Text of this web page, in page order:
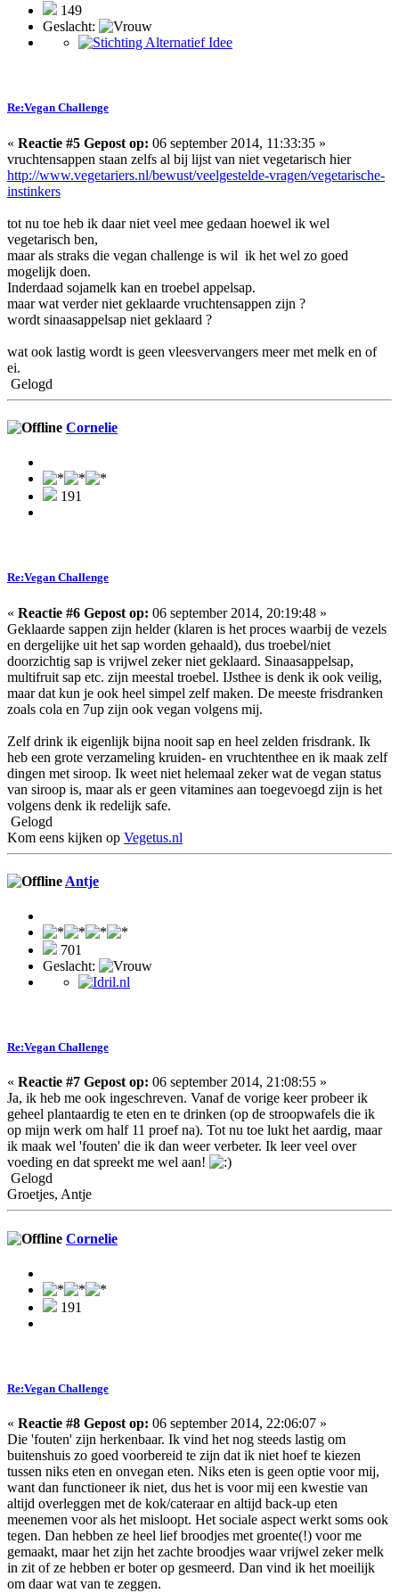
149
Geslacht:
Re:Vegan Challenge
« Reactie #5 Gepost op: 06 september 2014, 11:33:35 »
vruchtensappen staan zelfs al bij lijst van niet vegetarisch hier
http://www.vegetariers.nl/bewust/veelgestelde-vragen/vegetarische-
instinkers
tot nu toe heb ik daar niet veel mee gedaan hoewel ik wel
vegetarisch ben,
maar als straks die vegan challenge is wil ik het wel zo goed
mogelijk doen.
Inderdaad sojamelk kan en troebel appelsap.
maar wat verder niet geklaarde vruchtensappen zijn ?
wordt sinaasappelsap niet geklaard ?
wat ook lastig wordt is geen vleesvervangers meer met melk en of
ei.
Gelogd
Cornelie
191
Re:Vegan Challenge
« Reactie #6 Gepost op: 06 september 2014, 20:19:48 »
Geklaarde sappen zijn helder (klaren is het proces waarbij de vezels
en dergelijke uit het sap worden gehaald), dus troebel/niet
doorzichtig sap is vrijwel zeker niet geklaard. Sinaasappelsap,
multifruit sap etc. zijn meestal troebel. IJsthee is denk ik ook veilig,
maar dat kun je ook heel simpel zelf maken. De meeste frisdranken
zoals cola en 7up zijn ook vegan volgens mij.
Zelf drink ik eigenlijk bijna nooit sap en heel zelden frisdrank. Ik
heb een grote verzameling kruiden- en vruchtenthee en ik maak zelf
dingen met siroop. Ik weet niet helemaal zeker wat de vegan status
van siroop is, maar als er geen vitamines aan toegevoegd zijn is het
volgens denk ik redelijk safe.
Gelogd
Kom eens kijken op Vegetus.nl
Antje
701
Geslacht:
Re:Vegan Challenge
« Reactie #7 Gepost op: 06 september 2014, 21:08:55 »
Ja, ik heb me ook ingeschreven. Vanaf de vorige keer probeer ik
geheel plantaardig te eten en te drinken (op de stroopwafels die ik
op mijn werk om half 11 proef na). Tot nu toe lukt het aardig, maar
ik maak wel 'fouten' die ik dan weer verbeter. Ik leer veel over
voeding en dat spreekt me wel aan!
Gelogd
Groetjes, Antje
Cornelie
191
Re:Vegan Challenge
« Reactie #8 Gepost op: 06 september 2014, 22:06:07 »
Die 'fouten' zijn herkenbaar. Ik vind het nog steeds lastig om
buitenshuis zo goed voorbereid te zijn dat ik niet hoef te kiezen
tussen niks eten en onvegan eten. Niks eten is geen optie voor mij,
want dan functioneer ik niet, dus het is voor mij een kwestie van
altijd overleggen met de kok/cateraar en altijd back-up eten
meenemen voor als het misloopt. Het sociale aspect werkt soms ook
tegen. Dan hebben ze heel lief broodjes met groente(!) voor me
gemaakt, maar het zijn het zachte broodjes waar vrijwel zeker melk
in zit of ze hebben er boter op gesmeerd. Dan vind ik het moeilijk
om daar wat van te zeggen.